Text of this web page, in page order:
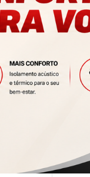
WhatsAppWhatsApp
WhatsApp